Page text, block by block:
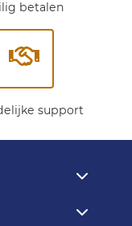
betalen
support